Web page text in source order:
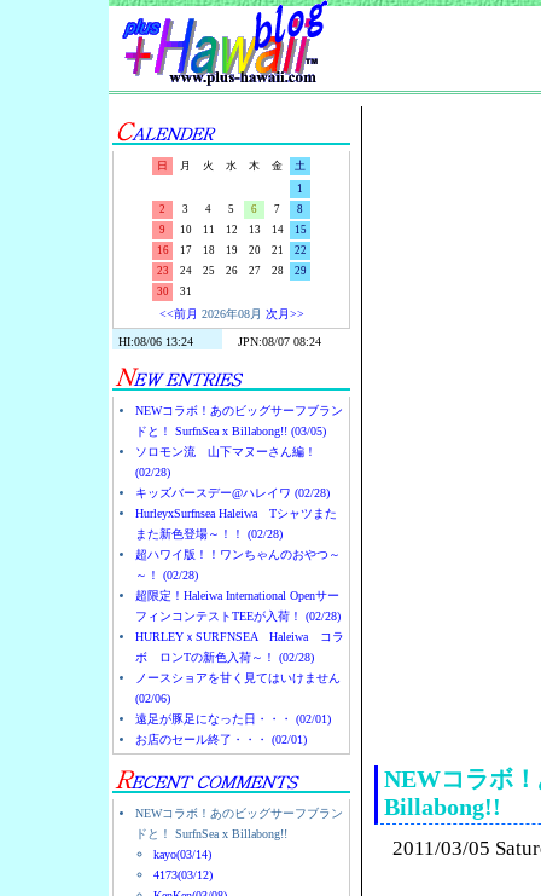
日 月 火 水 木 金
土
1
2
3 4 5 6 7
8
9
10 11 12 13 14
15
16
17 18 19 20 21
22
23
24 25 26 27 28
29
30
31
<<前月 2026年08月 次月>>
NEWコラボ！あのビッグサーフブラン
ドと！ SurfnSea x Billabong!! (03/05)
ソロモン流 山下マヌーさん編！
(02/28)
キッズバースデー@ハレイワ (02/28)
HurleyxSurfnsea Haleiwa Tシャツまた
また新色登場～！！ (02/28)
超ハワイ版！！ワンちゃんのおやつ～
～！ (02/28)
超限定！Haleiwa International Openサー
フィンコンテストTEEが入荷！ (02/28)
HURLEYｘSURFNSEA Haleiwa コラ
ボ ロンTの新色入荷～！ (02/28)
ノースショアを甘く見てはいけません
(02/06)
遠足が豚足になった日・・・ (02/01)
お店のセール終了・・・ (02/01)
NEWコラボ！あのビッグサーフブラン
ドと！ SurfnSea x Billabong!!
kayo(03/14)
4173(03/12)
NEWコラボ
Billabong!!
2011/03/05